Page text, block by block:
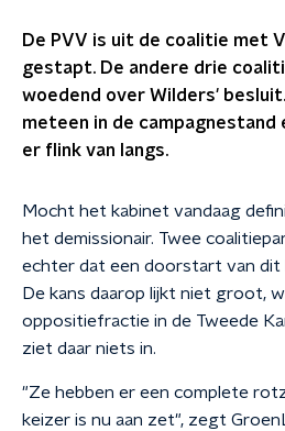
De PVV is uit de coalitie met
gestapt. De andere drie
woedend over Wilders'
meteen in de
er flink van langs.
Mocht het kabinet vandaag
het demissionair. Twee
echter dat een doorstart van dit
De kans daarop lijkt niet groot,
oppositiefractie in de Tweede
ziet daar niets in.
"Ze hebben er een complete
keizer is nu aan zet", zegt